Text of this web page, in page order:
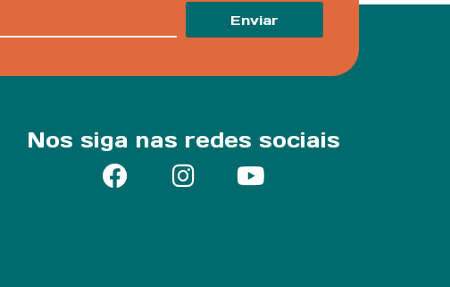
Enviar
Nos siga nas redes sociais